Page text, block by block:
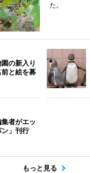
た。
の新入り
と絵を募
者がエッ
ン」刊行
もっと見る